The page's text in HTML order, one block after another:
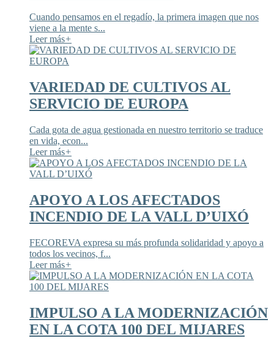
Cuando pensamos en el regadío, la primera imagen que nos
viene a la mente s...
Leer más+
VARIEDAD DE CULTIVOS AL
SERVICIO DE EUROPA
Cada gota de agua gestionada en nuestro territorio se traduce
en vida, econ...
Leer más+
APOYO A LOS AFECTADOS
INCENDIO DE LA VALL D’UIXÓ
FECOREVA expresa su más profunda solidaridad y apoyo a
todos los vecinos, f...
Leer más+
IMPULSO A LA MODERNIZACIÓN
EN LA COTA 100 DEL MIJARES